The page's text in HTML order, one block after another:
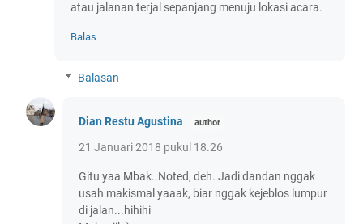
atau jalanan terjal sepanjang menuju lokasi acara.
Balas
Balasan
Dian Restu Agustina
21 Januari 2018 pukul 18.26
Gitu yaa Mbak..Noted, deh. Jadi dandan nggak
usah makismal yaaak, biar nggak kejeblos lumpur
di jalan...hihihi